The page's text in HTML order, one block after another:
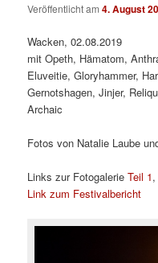
Veröffentlicht am4. August
Wacken, 02.08.2019
mit Opeth, Hämatom,
Eluveitie, Gloryhammer,
Gernotshagen, Jinjer,
Archaic
Fotos von Natalie Laube
Links zur FotogalerieTeil 1
Link zum Festivalbericht